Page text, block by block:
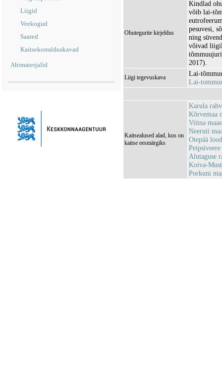
Liigid
Veekogud
Saared
Kaitsekorralduskavad
Abimaterjalid
Ohutegurite kirjeldus
Kindlad
võib lai-
pesuvesi,
ning
võivad
tõmmuujuri
2017).
Liigi tegevuskava
Lai-
Lai-
Kaitsealused alad, kus on
kaitse eesmärgiks
Karula
Kõrvemaa
Viitna
Neeruti
Otepää
Alutaguse
Koiva-
Porkuni